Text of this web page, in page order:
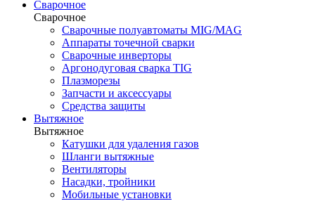
Сварочное
Сварочное
Сварочные полуавтоматы MIG/MAG
Аппараты точечной сварки
Сварочные инверторы
Аргонодуговая сварка TIG
Плазморезы
Запчасти и аксессуары
Средства защиты
Вытяжное
Вытяжное
Катушки для удаления газов
Шланги вытяжные
Вентиляторы
Насадки, тройники
Мобильные установки